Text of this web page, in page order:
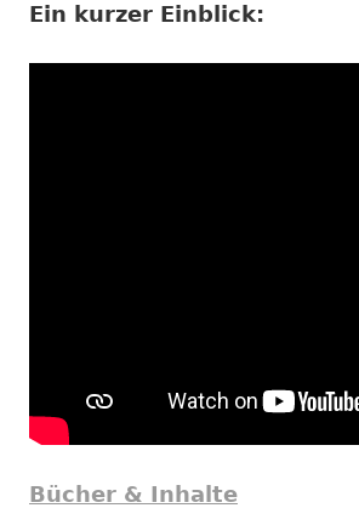
Ein kurzer Einblick:
Bücher & Inhalte